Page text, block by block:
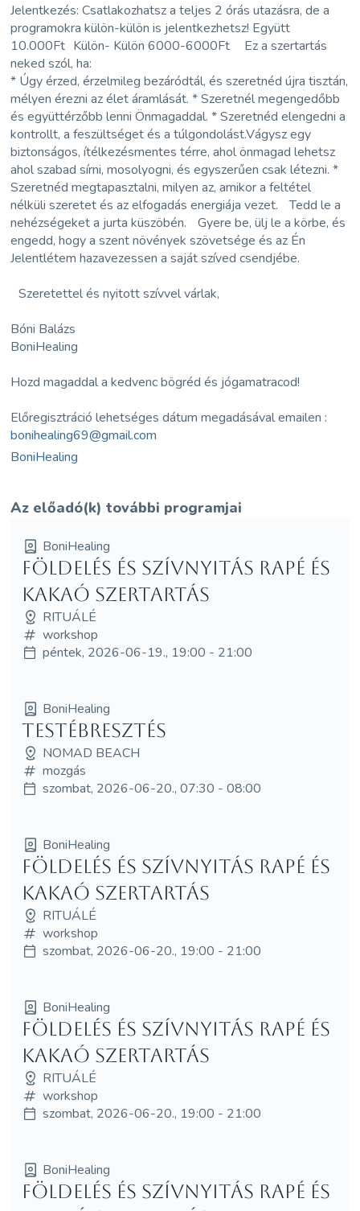
Jelentkezés: Csatlakozhatsz a teljes 2 órás utazásra, de a
programokra külön-külön is jelentkezhetsz! Együtt
10.000Ft Külön- Külön 6000-6000Ft Ez a szertartás
neked szól, ha:
* Úgy érzed, érzelmileg bezáródtál, és szeretnéd újra tisztán,
mélyen érezni az élet áramlását. * Szeretnél megengedőbb
és együttérzőbb lenni Önmagaddal. * Szeretnéd elengedni a
kontrollt, a feszültséget és a túlgondolást.Vágysz egy
biztonságos, ítélkezésmentes térre, ahol önmagad lehetsz
ahol szabad sírni, mosolyogni, és egyszerűen csak létezni. *
Szeretnéd megtapasztalni, milyen az, amikor a feltétel
nélküli szeretet és az elfogadás energiája vezet. Tedd le a
nehézségeket a jurta küszöbén. Gyere be, ülj le a körbe, és
engedd, hogy a szent növények szövetsége és az Én
Jelentlétem hazavezessen a saját szíved csendjébe.
Szeretettel és nyitott szívvel várlak,
Bóni Balázs
BoniHealing
Hozd magaddal a kedvenc bögréd és jógamatracod!
Előregisztráció lehetséges dátum megadásával emailen :
bonihealing69@gmail.com
BoniHealing
Az előadó(k) további programjai
BoniHealing
Földelés és Szívnyitás Rapé és
Kakaó Szertartás
RITUÁLÉ
workshop
péntek, 2026-06-19., 19:00 - 21:00
BoniHealing
Testébresztés
NOMAD BEACH
mozgás
szombat, 2026-06-20., 07:30 - 08:00
BoniHealing
Földelés és Szívnyitás Rapé és
Kakaó Szertartás
RITUÁLÉ
workshop
szombat, 2026-06-20., 19:00 - 21:00
BoniHealing
Földelés és Szívnyitás Rapé és
Kakaó Szertartás
RITUÁLÉ
workshop
szombat, 2026-06-20., 19:00 - 21:00
BoniHealing
Földelés és Szívnyitás Rapé és